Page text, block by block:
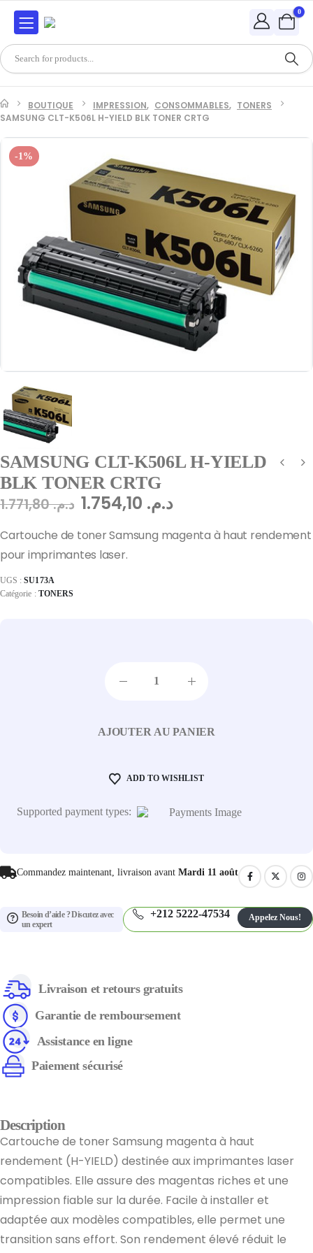
0
BOUTIQUE IMPRESSION, CONSOMMABLES, TONERS
SAMSUNG CLT-K506L H-YIELD BLK TONER CRTG
-1%
SAMSUNG CLT-K506L H-YIELD
BLK TONER CRTG
د.م.1.771,80 د.م.
Cartouche de toner Samsung magenta à haut rendement
pour imprimantes laser.
UGS :SU173A
Catégorie : TONERS
AJOUTER AU PANIER
ADD TO WISHLIST
Supported payment types:
Commandez maintenant, livraison avant Mardi 11 août
Besoin d’aide ? Discutez avec
un expert
+212 5222-47534 Appelez Nous!
Livraison et retours gratuits
Garantie de remboursement
Assistance en ligne
Paiement sécurisé
Description
Cartouche de toner Samsung magenta à haut
rendement (H-YIELD) destinée aux imprimantes laser
compatibles. Elle assure des magentas riches et une
impression fiable sur la durée. Facile à installer et
adaptée aux modèles compatibles, elle permet une
transition sans effort. Son rendement élevé réduit le